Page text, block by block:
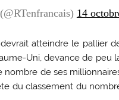
14
atteindre le pallier
Uni, devance de peu
nombre de ses
du classement du